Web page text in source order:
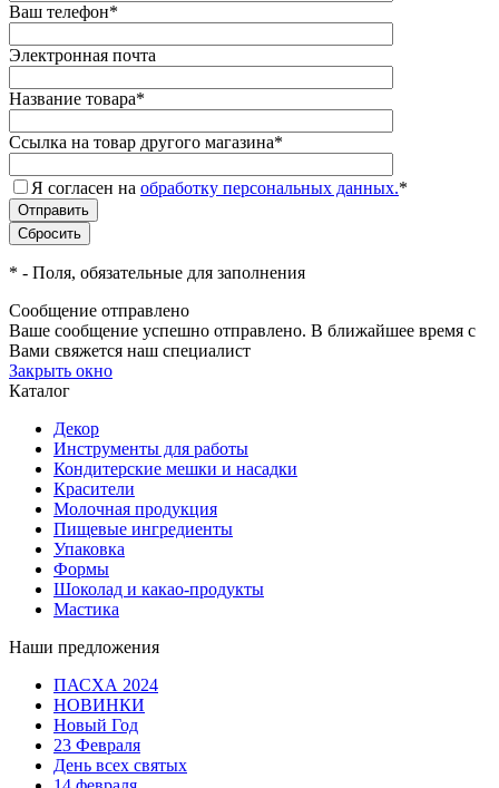
Ваш телефон*
Электронная почта
Название товара*
Ссылка на товар другого магазина*
Я согласен на обработку персональных данных.*
* - Поля, обязательные для заполнения
Сообщение отправлено
Ваше сообщение успешно отправлено. В ближайшее время с
Вами свяжется наш специалист
Закрыть окно
Каталог
Декор
Инструменты для работы
Кондитерские мешки и насадки
Красители
Молочная продукция
Пищевые ингредиенты
Упаковка
Формы
Шоколад и какао-продукты
Мастика
Наши предложения
ПАСХА 2024
НОВИНКИ
Новый Год
23 Февраля
День всех святых